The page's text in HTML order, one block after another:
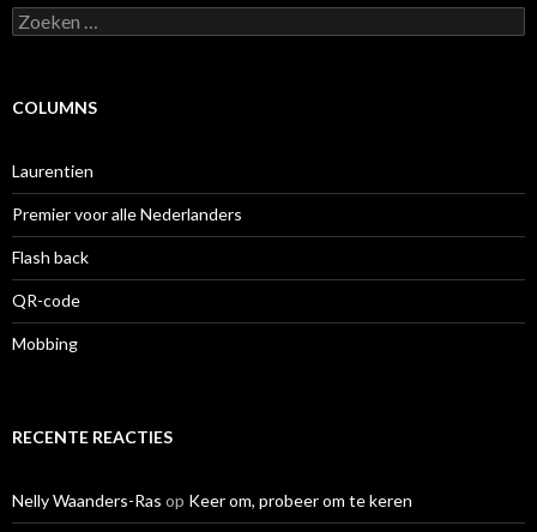
Zoeken
naar:
COLUMNS
Laurentien
Premier voor alle Nederlanders
Flash back
QR-code
Mobbing
RECENTE REACTIES
Nelly Waanders-Ras op Keer om, probeer om te keren